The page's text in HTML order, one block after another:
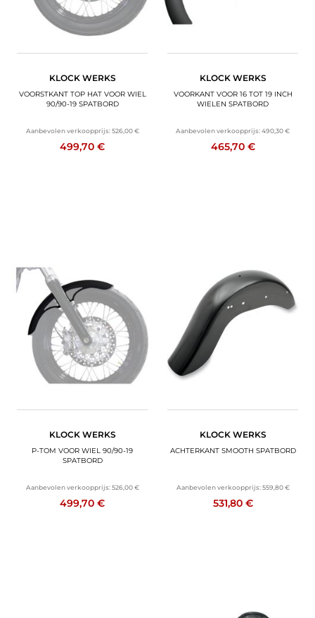
KLOCK WERKS
VOORSTKANT TOP HAT VOOR WIEL
90/90-19 SPATBORD
Aanbevolen verkoopprijs: 526,00 €
499,70 €
KLOCK WERKS
VOORKANT VOOR 16 TOT 19 INCH
WIELEN SPATBORD
Aanbevolen verkoopprijs:490,30 €
465,70 €
KLOCK WERKS
P-TOM VOOR WIEL 90/90-19
SPATBORD
Aanbevolen verkoopprijs: 526,00 €
499,70 €
KLOCK WERKS
ACHTERKANT SMOOTH SPATBORD
Aanbevolen verkoopprijs: 559,80 €
531,80 €